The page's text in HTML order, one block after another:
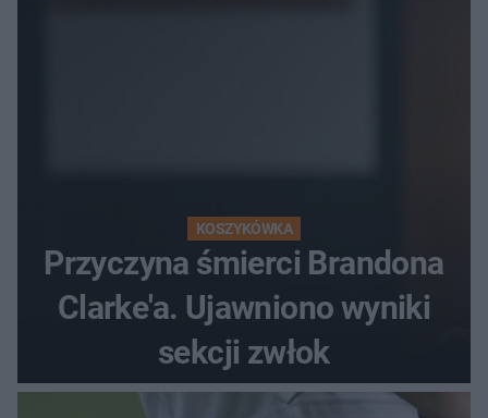
KOSZYKÓWKA
Przyczyna śmierci Brandona
Clarke'a. Ujawniono wyniki
sekcji zwłok